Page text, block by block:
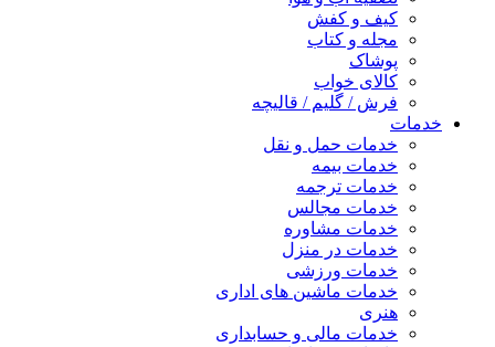
کیف و کفش
مجله و کتاب
پوشاک
کالای خواب
فرش / گلیم / قالیچه
خدمات
خدمات حمل و نقل
خدمات بیمه
خدمات ترجمه
خدمات مجالس
خدمات مشاوره
خدمات در منزل
خدمات ورزشی
خدمات ماشین های اداری
هنری
خدمات مالی و حسابداری